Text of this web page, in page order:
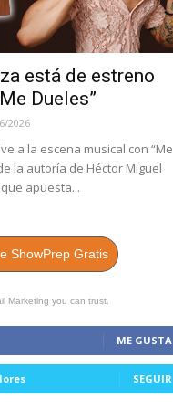
está de estreno
Dueles”
2026
a la escena musical con “Me
la autoría de Héctor Miguel
apuesta...
ShowPrep Gratis
Marketing you can trust.
ME GUSTA
SEGUIR